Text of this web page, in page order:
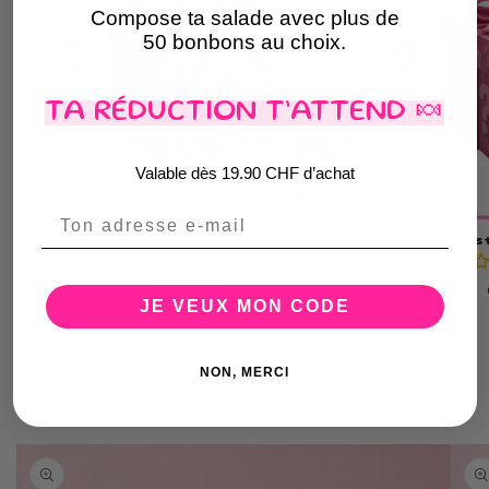
habituel
produits
Compose ta salade avec plus de
50 bonbons au choix.
TA RÉDUCTION T’ATTEND 🍬
Valable dès 19.90 CHF d’achat
JE VEUX MON CODE
NON, MERCI